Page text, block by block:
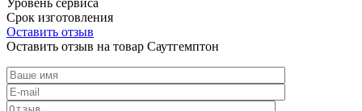
Срок изготовления
Оставить отзыв
Оставить отзыв на товар Саутгемптон